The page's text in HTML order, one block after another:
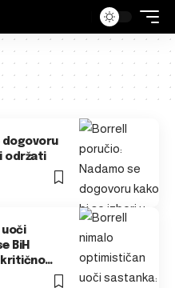
dogovoru
održati
uoči
BiH
kritično…